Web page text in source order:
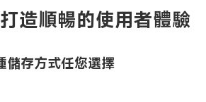
造順暢的使用者體驗
儲存方式任您選擇